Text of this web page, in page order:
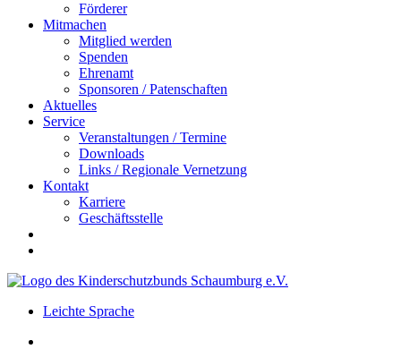
Förderer
Mitmachen
Mitglied werden
Spenden
Ehrenamt
Sponsoren / Patenschaften
Aktuelles
Service
Veranstaltungen / Termine
Downloads
Links / Regionale Vernetzung
Kontakt
Karriere
Geschäftsstelle
Leichte Sprache